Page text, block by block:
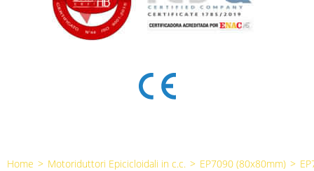
Home > Motoriduttori Epicicloidali in c.c. > EP7090 (80x80mm) >